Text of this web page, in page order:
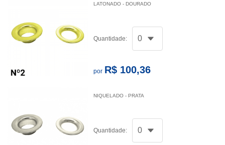
LATONADO - DOURADO
Quantidade:
por R$ 100,36
NIQUELADO - PRATA
Quantidade: